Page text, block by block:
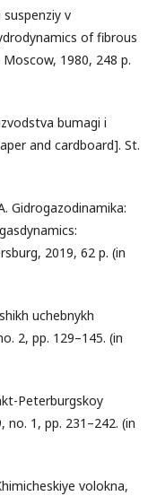
v
of fibrous
1980, 248 p.
bumagi i
and cardboard]. St.
Gidrogazodinamika:
2019, 62 p. (in
uchebnykh
2, pp. 129–145. (in
Peterburgskoy
no. 1, pp. 231–242. (in
volokna,